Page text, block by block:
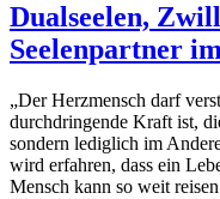
Dualseelen,
Seelenpartner
„Der Herzmensch darf
durchdringende Kraft ist,
sondern lediglich im
wird erfahren, dass ein
Mensch kann so weit